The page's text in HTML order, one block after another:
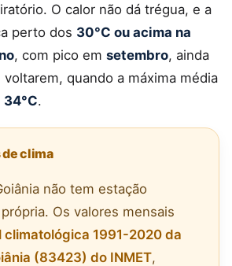
O calor não dá trégua, e a
perto dos 30°C ou acima na
, com pico em setembro, ainda
quando a máxima média
34°C.
de clima
não tem estação
Os valores mensais
climatológica 1991-2020 da
(83423) do INMET,